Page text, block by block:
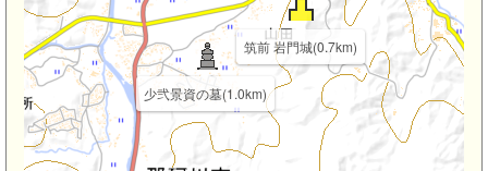
少弐景資の墓(1.0km)
筑前 岩門城(0.7km)